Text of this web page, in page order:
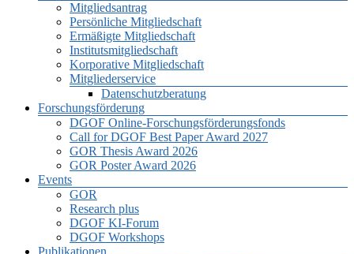
Mitgliedsantrag
Persönliche Mitgliedschaft
Ermäßigte Mitgliedschaft
Institutsmitgliedschaft
Korporative Mitgliedschaft
Mitgliederservice
Datenschutzberatung
Forschungsförderung
DGOF Online-Forschungsförderungsfonds
Call for DGOF Best Paper Award 2027
GOR Thesis Award 2026
GOR Poster Award 2026
Events
GOR
Research plus
DGOF KI-Forum
DGOF Workshops
Publikationen